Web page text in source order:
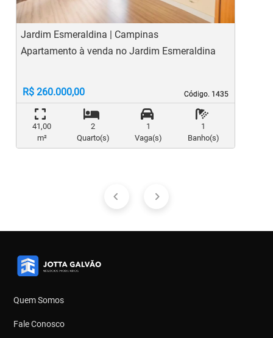
Jardim Esmeraldina | Campinas
Código. 1435
Código. 1435
Apartamento à venda no Jardim Esmeraldina
R$ 260.000,00
41,00
m²
2
Quarto(s)
1
Vaga(s)
1
Banho(s)
Quem Somos
Fale Conosco